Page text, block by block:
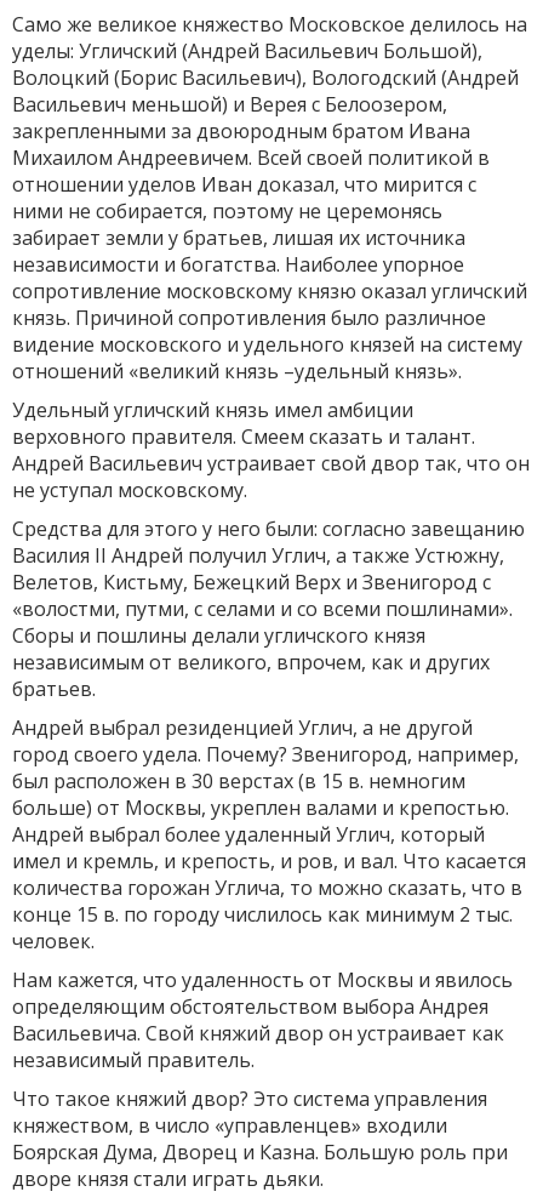
Само же великое княжество Московское делилось на
уделы: Угличский (Андрей Васильевич Большой),
Волоцкий (Борис Васильевич), Вологодский (Андрей
Васильевич меньшой) и Верея с Белоозером,
закрепленными за двоюродным братом Ивана
Михаилом Андреевичем. Всей своей политикой в
отношении уделов Иван доказал, что мирится с
ними не собирается, поэтому не церемонясь
забирает земли у братьев, лишая их источника
независимости и богатства. Наиболее упорное
сопротивление московскому князю оказал угличский
князь. Причиной сопротивления было различное
видение московского и удельного князей на систему
отношений «великий князь –удельный князь».
Удельный угличский князь имел амбиции
верховного правителя. Смеем сказать и талант.
Андрей Васильевич устраивает свой двор так, что он
не уступал московскому.
Средства для этого у него были: согласно завещанию
Василия II Андрей получил Углич, а также Устюжну,
Велетов, Кистьму, Бежецкий Верх и Звенигород с
«волостми, путми, с селами и со всеми пошлинами».
Сборы и пошлины делали угличского князя
независимым от великого, впрочем, как и других
братьев.
Андрей выбрал резиденцией Углич, а не другой
город своего удела. Почему? Звенигород, например,
был расположен в 30 верстах (в 15 в. немногим
больше) от Москвы, укреплен валами и крепостью.
Андрей выбрал более удаленный Углич, который
имел и кремль, и крепость, и ров, и вал. Что касается
количества горожан Углича, то можно сказать, что в
конце 15 в. по городу числилось как минимум 2 тыс.
человек.
Нам кажется, что удаленность от Москвы и явилось
определяющим обстоятельством выбора Андрея
Васильевича. Свой княжий двор он устраивает как
независимый правитель.
Что такое княжий двор? Это система управления
княжеством, в число «управленцев» входили
Боярская Дума, Дворец и Казна. Большую роль при
дворе князя стали играть дьяки.